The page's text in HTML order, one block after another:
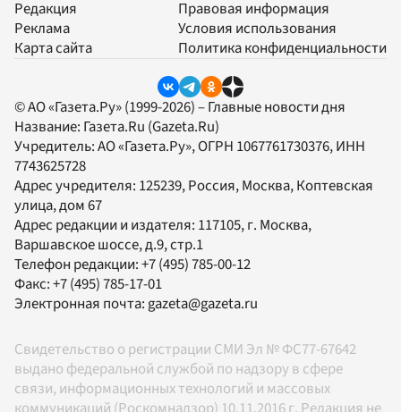
Редакция
Реклама
Карта сайта
Правовая информация
Условия использования
Политика конфиденциальности
© АО «Газета.Ру» (1999-2026) – Главные новости дня
Название: Газета.Ru (Gazeta.Ru)
Учредитель:АО «Газета.Ру», ОГРН 1067761730376, ИНН
7743625728
Адрес учредителя: 125239, Россия, Москва, Коптевская
улица, дом 67
Адрес редакции и издателя: 117105, г. Москва,
Варшавское шоссе, д.9, стр.1
Телефон редакции:+7 (495) 785-00-12
Факс:+7 (495) 785-17-01
Электронная почта:gazeta@gazeta.ru
Свидетельство о регистрации СМИ Эл № ФС77-67642
выдано федеральной службой по надзору в сфере
связи, информационных технологий и массовых